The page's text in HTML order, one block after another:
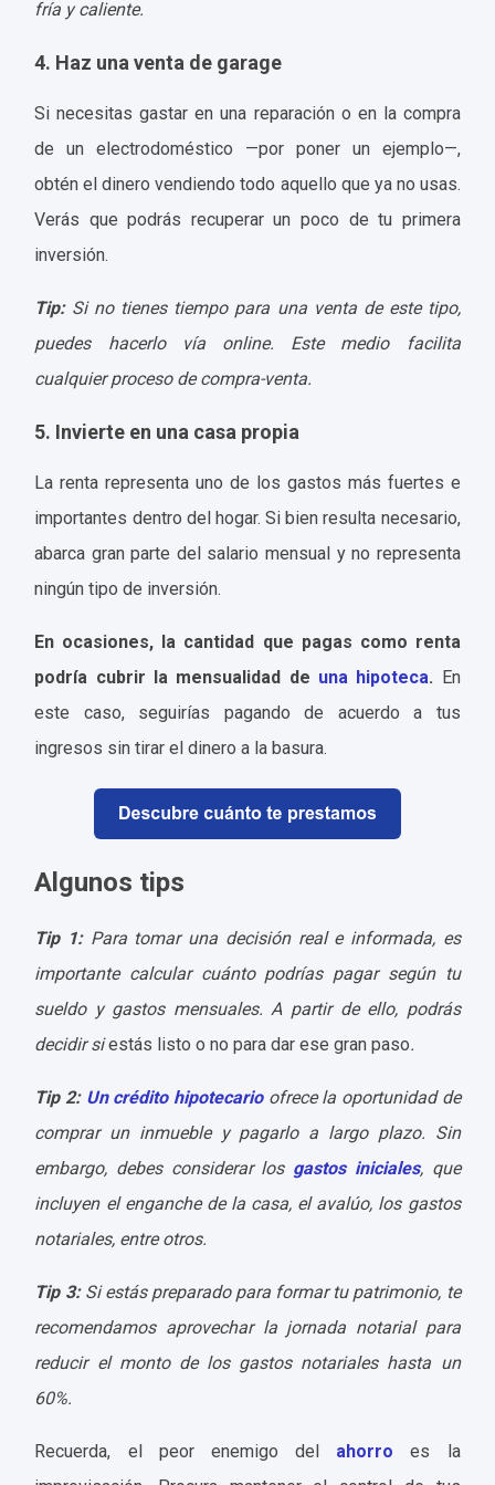
fría y caliente.
4. Haz una venta de garage
Si necesitas gastar en una reparación o en la compra
de un electrodoméstico —por poner un ejemplo—,
obtén el dinero vendiendo todo aquello que ya no usas.
Verás que podrás recuperar un poco de tu primera
inversión.
Tip:Si no tienes tiempo para una venta de este tipo,
puedes hacerlo vía online. Este medio facilita
cualquier proceso de compra-venta.
5. Invierte en una casa propia
La renta representa uno de los gastos más fuertes e
importantes dentro del hogar. Si bien resulta necesario,
abarca gran parte del salario mensual y no representa
ningún tipo de inversión.
En ocasiones, la cantidad que pagas como renta
podría cubrir la mensualidad de una hipoteca. En
este caso, seguirías pagando de acuerdo a tus
ingresos sin tirar el dinero a la basura.
Algunos tips
Tip 1:Para tomar una decisión real e informada, es
importante calcular cuánto podrías pagar según tu
sueldo y gastos mensuales. A partir de ello, podrás
decidir siestás listo o no para dar ese gran paso.
Tip 2: Un crédito hipotecarioofrece la oportunidad de
comprar un inmueble y pagarlo a largo plazo. Sin
embargo, debes considerar los gastos iniciales, que
incluyen el enganche de la casa, el avalúo, los gastos
notariales, entre otros.
Tip 3:Si estás preparado para formar tu patrimonio, te
recomendamos aprovechar lajornada notarial para
reducir el monto de los gastos notariales hasta un
60%.
Recuerda, el peor enemigo del ahorro
es la